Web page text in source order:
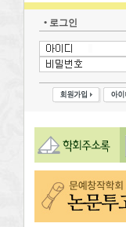
• 로그인